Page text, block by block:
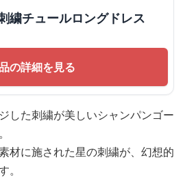
繍チュールロングドレス
の詳細を見る
した刺繍が美しいシャンパンゴー
材に施された星の刺繍が、幻想的
。